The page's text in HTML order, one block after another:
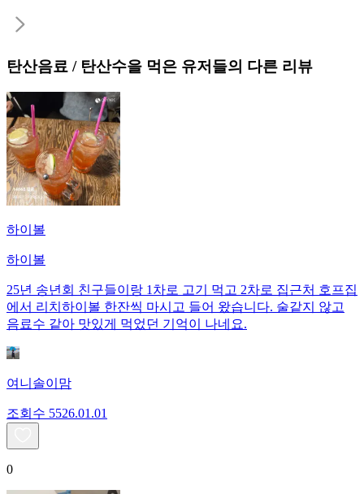
탄산음료 / 탄산수을 먹은 유저들의 다른 리뷰
하이볼
하이볼
25년 송년회 친구들이랑 1차로 고기 먹고 2차로 집근처 호프집
에서 리치하이볼 한잔씩 마시고 들어 왔습니다. 술같지 않고
음료수 같아 맛있게 먹었던 기억이 나네요.
여니솔이맘
조회수 5526.01.01
0